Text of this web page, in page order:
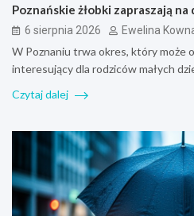
Poznańskie żłobki zapraszają
6 sierpnia 2026 Ewelina
W Poznaniu trwa okres, który może
interesujący dla rodziców małych
Czytaj dalej